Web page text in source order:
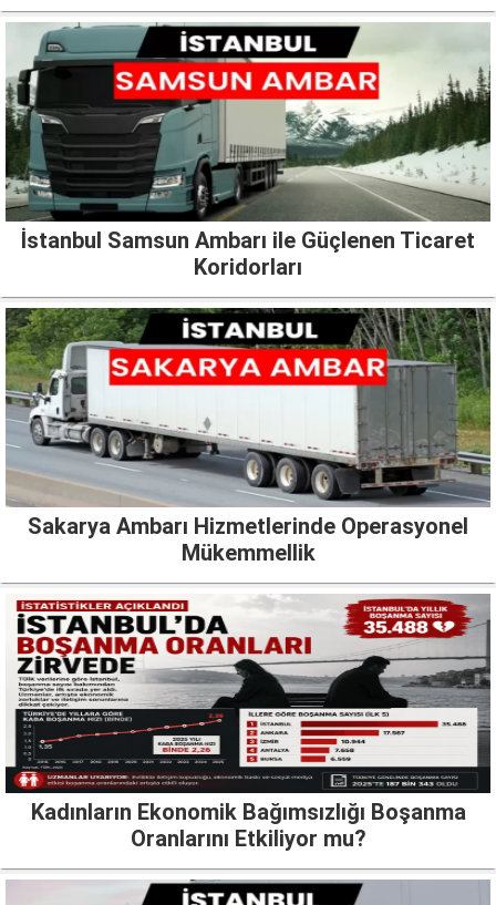
İstanbul Samsun Ambarı ile Güçlenen Ticaret
Koridorları
Sakarya Ambarı Hizmetlerinde Operasyonel
Mükemmellik
Kadınların Ekonomik Bağımsızlığı Boşanma
Oranlarını Etkiliyor mu?